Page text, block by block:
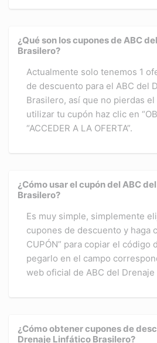
¿Qué son los cupones de ABC
Brasilero?
Actualmente solo tenemos 1
de descuento para el ABC del
Brasilero, así que no pierdas
utilizar tu cupón haz clic en
“ACCEDER A LA OFERTA”.
¿Cómo usar el cupón del ABC
Brasilero?
Es muy simple, simplemente
cupones de descuento y haga
CUPÓN” para copiar el código
pegarlo en el campo
web oficial de ABC del
¿Cómo obtener cupones de
Drenaje Linfático Brasilero?